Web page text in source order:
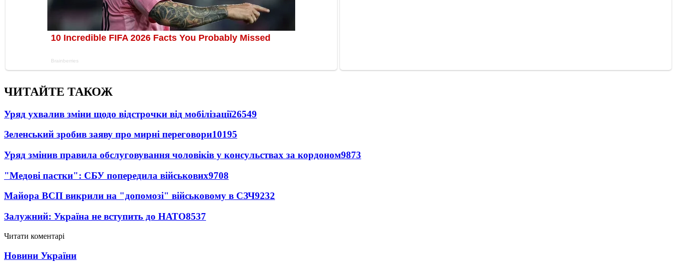
ЧИТАЙТЕ ТАКОЖ
Уряд ухвалив зміни щодо відстрочки від мобілізації26549
Зеленський зробив заяву про мирні переговори10195
Уряд змінив правила обслуговування чоловіків у консульствах за кордоном9873
"Медові пастки": СБУ попередила військових9708
Майора ВСП викрили на "допомозі" військовому в СЗЧ9232
Залужний: Україна не вступить до НАТО8537
Читати коментарі
Новини України